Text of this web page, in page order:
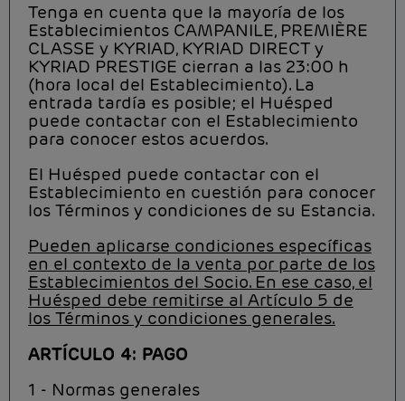
Tenga en cuenta que la mayoría de los
Establecimientos CAMPANILE, PREMIÈRE
CLASSE y KYRIAD, KYRIAD DIRECT y
KYRIAD PRESTIGE cierran a las 23:00 h
(hora local del Establecimiento). La
entrada tardía es posible; el Huésped
puede contactar con el Establecimiento
para conocer estos acuerdos.
El Huésped puede contactar con el
Establecimiento en cuestión para conocer
los Términos y condiciones de su Estancia.
Pueden aplicarse condiciones específicas
en el contexto de la venta por parte de los
Establecimientos del Socio. En ese caso, el
Huésped debe remitirse al Artículo 5 de
los Términos y condiciones generales.
ARTÍCULO 4: PAGO
1 - Normas generales